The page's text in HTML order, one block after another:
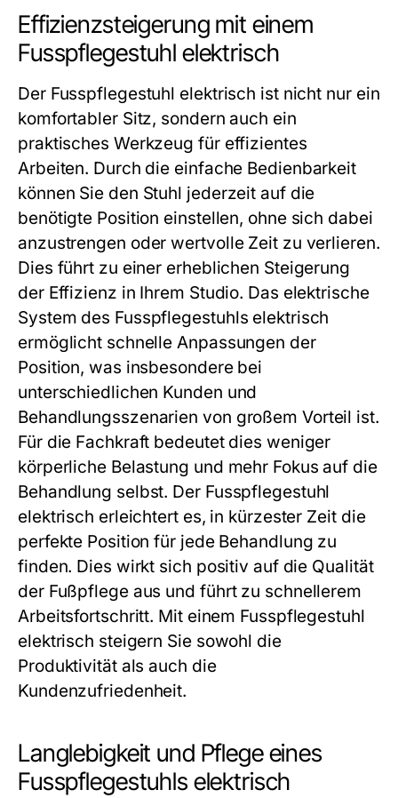
Effizienzsteigerung mit einem
Fusspflegestuhl elektrisch
Der Fusspflegestuhl elektrisch ist nicht nur ein
komfortabler Sitz, sondern auch ein
praktisches Werkzeug für effizientes
Arbeiten. Durch die einfache Bedienbarkeit
können Sie den Stuhl jederzeit auf die
benötigte Position einstellen, ohne sich dabei
anzustrengen oder wertvolle Zeit zu verlieren.
Dies führt zu einer erheblichen Steigerung
der Effizienz in Ihrem Studio. Das elektrische
System des Fusspflegestuhls elektrisch
ermöglicht schnelle Anpassungen der
Position, was insbesondere bei
unterschiedlichen Kunden und
Behandlungsszenarien von großem Vorteil ist.
Für die Fachkraft bedeutet dies weniger
körperliche Belastung und mehr Fokus auf die
Behandlung selbst. Der Fusspflegestuhl
elektrisch erleichtert es, in kürzester Zeit die
perfekte Position für jede Behandlung zu
finden. Dies wirkt sich positiv auf die Qualität
der Fußpflege aus und führt zu schnellerem
Arbeitsfortschritt. Mit einem Fusspflegestuhl
elektrisch steigern Sie sowohl die
Produktivität als auch die
Kundenzufriedenheit.
Langlebigkeit und Pflege eines
Fusspflegestuhls elektrisch